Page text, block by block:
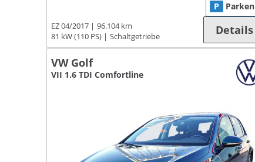
EZ 04/2017
96.104 km
81 kW (110 PS)
Schaltgetriebe
P Parken
Details
VW Golf
VII 1.6 TDI Comfortline